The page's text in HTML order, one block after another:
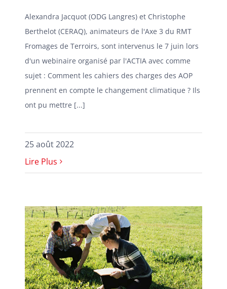
Alexandra Jacquot (ODG Langres) et Christophe
Berthelot (CERAQ), animateurs de l'Axe 3 du RMT
Fromages de Terroirs, sont intervenus le 7 juin lors
d'un webinaire organisé par l'ACTIA avec comme
sujet : Comment les cahiers des charges des AOP
prennent en compte le changement climatique ? Ils
ont pu mettre [...]
25 août 2022
Lire Plus